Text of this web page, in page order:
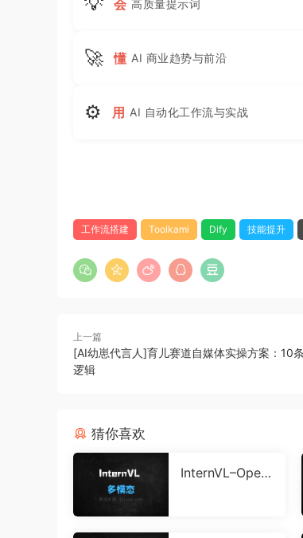
会 高质量提示词
🚀 懂 AI 商业趋势与前沿
⚙ 用 AI 自动化工作流与实战
工作流搭建 Toolkami Dify 技能提升
上一篇
[AI幼崽代言人]育儿赛道自媒体实操方案：10
逻辑
猜你喜欢
InternVL–Open